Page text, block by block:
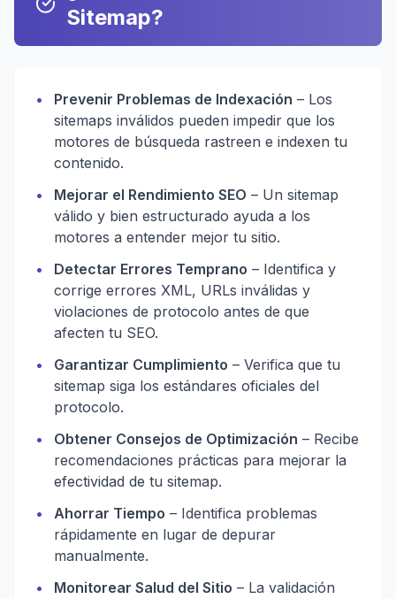
Sitemap?
• Prevenir Problemas de Indexación – Los
sitemaps inválidos pueden impedir que los
motores de búsqueda rastreen e indexen tu
contenido.
•
Mejorar el Rendimiento SEO – Un sitemap
válido y bien estructurado ayuda a los
motores a entender mejor tu sitio.
•
Detectar Errores Temprano – Identifica y
corrige errores XML, URLs inválidas y
violaciones de protocolo antes de que
afecten tu SEO.
•
Garantizar Cumplimiento – Verifica que tu
sitemap siga los estándares oficiales del
protocolo.
•
Obtener Consejos de Optimización – Recibe
recomendaciones prácticas para mejorar la
efectividad de tu sitemap.
•
Ahorrar Tiempo – Identifica problemas
rápidamente en lugar de depurar
manualmente.
•
Monitorear Salud del Sitio – La validación